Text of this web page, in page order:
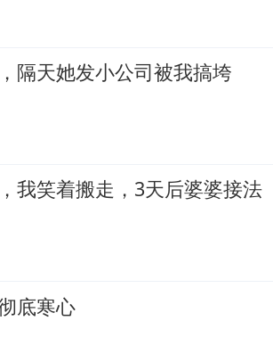
隔天她发小公司被我搞垮
我笑着搬走，3天后婆婆接法
底寒心